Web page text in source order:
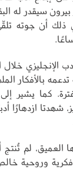
سيقدر له
أن جوته تلقّى
الإنجليزي
بالأفكار
كما يشير
ازدهارًا
العميق، لم
وروحية